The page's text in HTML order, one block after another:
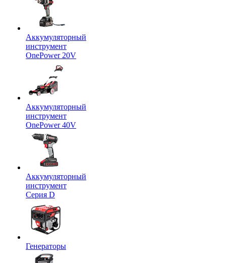
Аккумуляторный
инструмент
OnePower 20V
Аккумуляторный
инструмент
OnePower 40V
Аккумуляторный
инструмент
Серия D
Генераторы